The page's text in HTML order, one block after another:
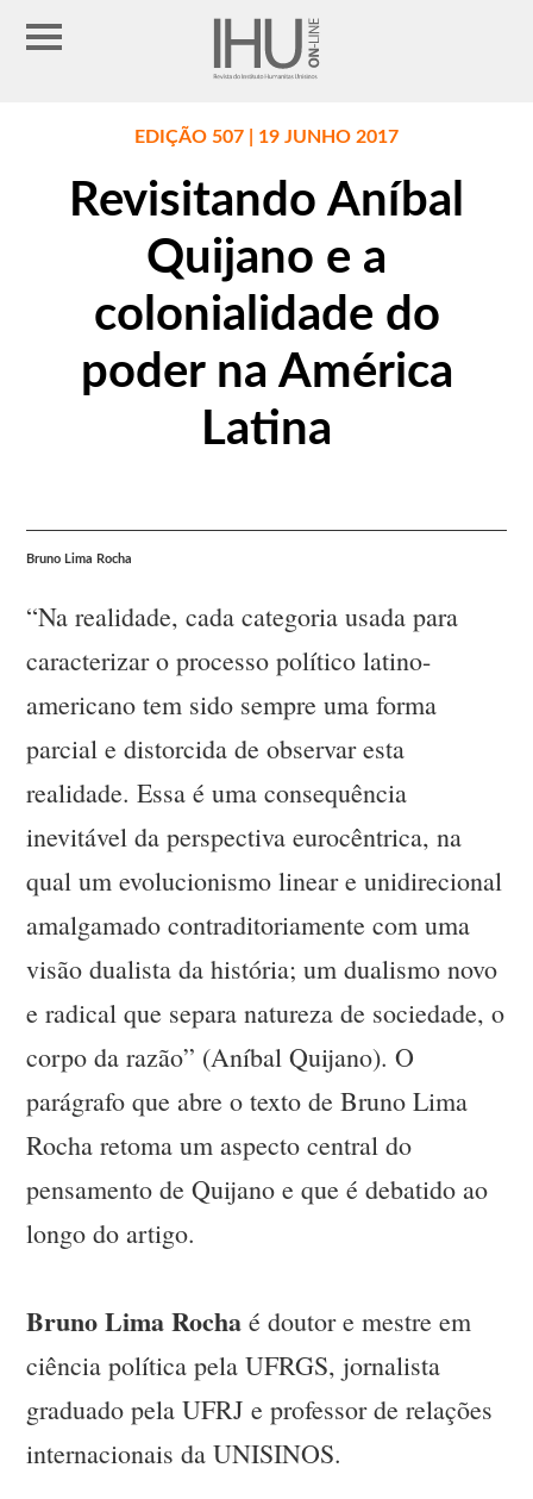
EDIÇÃO 507 | 19 JUNHO 2017
Revisitando Aníbal
Quijano e a
colonialidade do
poder na América
Latina
Bruno Lima Rocha
“Na realidade, cada categoria usada para
caracterizar o processo político latino-
americano tem sido sempre uma forma
parcial e distorcida de observar esta
realidade. Essa é uma consequência
inevitável da perspectiva eurocêntrica, na
qual um evolucionismo linear e unidirecional
amalgamado contraditoriamente com uma
visão dualista da história; um dualismo novo
e radical que separa natureza de sociedade, o
corpo da razão” (Aníbal Quijano). O
parágrafo que abre o texto de Bruno Lima
Rocha retoma um aspecto central do
pensamento de Quijano e que é debatido ao
longo do artigo.
Bruno Lima Rocha é doutor e mestre em
ciência política pela UFRGS, jornalista
graduado pela UFRJ e professor de relações
internacionais da UNISINOS.